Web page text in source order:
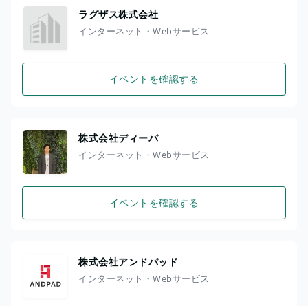
ラグザス株式会社
インターネット・Webサービス
イベントを確認する
株式会社ディーバ
インターネット・Webサービス
イベントを確認する
株式会社アンドパッド
インターネット・Webサービス